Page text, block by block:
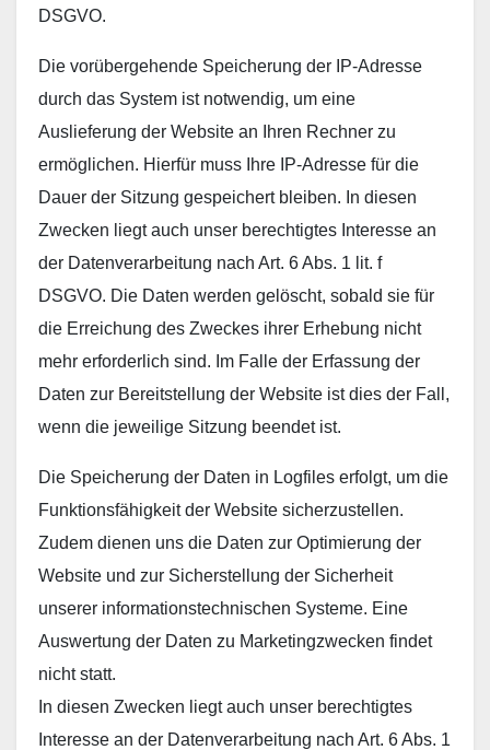
DSGVO.
Die vorübergehende Speicherung der IP-Adresse
durch das System ist notwendig, um eine
Auslieferung der Website an Ihren Rechner zu
ermöglichen. Hierfür muss Ihre IP-Adresse für die
Dauer der Sitzung gespeichert bleiben. In diesen
Zwecken liegt auch unser berechtigtes Interesse an
der Datenverarbeitung nach Art. 6 Abs. 1 lit. f
DSGVO. Die Daten werden gelöscht, sobald sie für
die Erreichung des Zweckes ihrer Erhebung nicht
mehr erforderlich sind. Im Falle der Erfassung der
Daten zur Bereitstellung der Website ist dies der Fall,
wenn die jeweilige Sitzung beendet ist.
Die Speicherung der Daten in Logfiles erfolgt, um die
Funktionsfähigkeit der Website sicherzustellen.
Zudem dienen uns die Daten zur Optimierung der
Website und zur Sicherstellung der Sicherheit
unserer informationstechnischen Systeme. Eine
Auswertung der Daten zu Marketingzwecken findet
nicht statt.
In diesen Zwecken liegt auch unser berechtigtes
Interesse an der Datenverarbeitung nach Art. 6 Abs. 1